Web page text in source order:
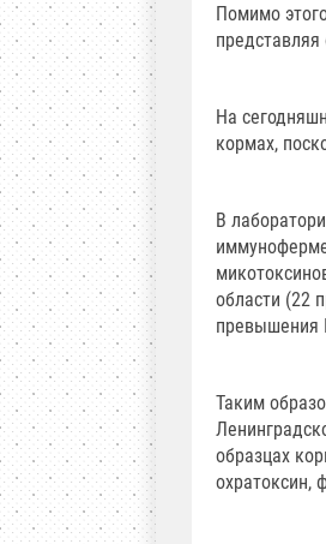
Помимо
На
кормах,
В
области (22
превышения
Таким
образцах
охратоксин,